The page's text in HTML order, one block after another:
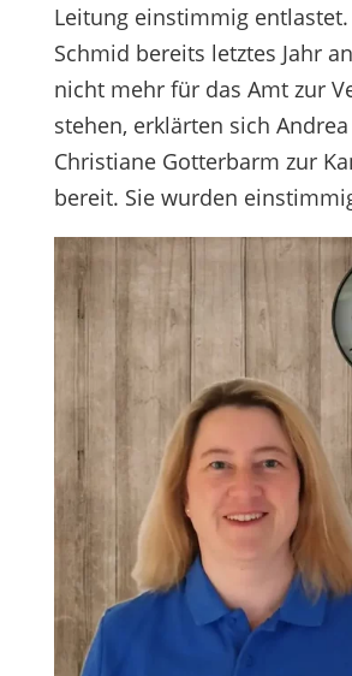
Leitung einstimmig entlastet.
Schmid bereits letztes Jahr
nicht mehr für das Amt zur
stehen, erklärten sich
Christiane Gotterbarm zur
bereit. Sie wurden